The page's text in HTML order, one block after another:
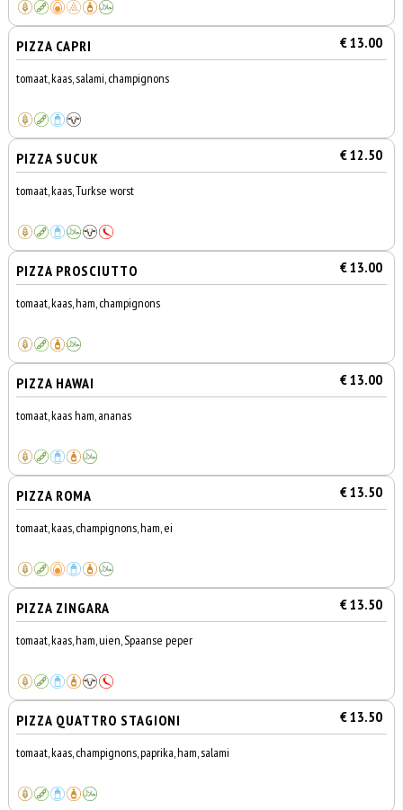
PIZZA CAPRI € 13.00
tomaat, kaas, salami, champignons
PIZZA SUCUK € 12.50
tomaat, kaas, Turkse worst
PIZZA PROSCIUTTO € 13.00
tomaat, kaas, ham, champignons
PIZZA HAWAI € 13.00
tomaat, kaas ham, ananas
PIZZA ROMA € 13.50
tomaat, kaas, champignons, ham, ei
PIZZA ZINGARA € 13.50
tomaat, kaas, ham, uien, Spaanse peper
PIZZA QUATTRO STAGIONI € 13.50
tomaat, kaas, champignons, paprika, ham, salami